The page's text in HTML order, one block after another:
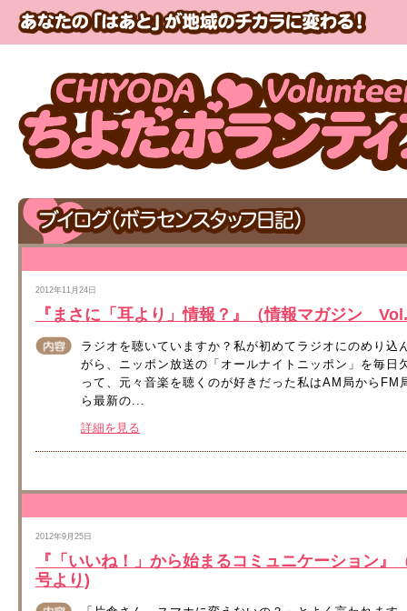
2012年11月24日
『まさに「耳より」情報？』（情報マガジン
ラジオを聴いていますか？私が初めてラジオにのめり
がら、ニッポン放送の「オールナイトニッポン」を毎
って、元々音楽を聴くのが好きだった私はAM局から
ら最新の...
詳細を見る
2012年9月25日
『「いいね！」から始まるコミュニケーション
号より)